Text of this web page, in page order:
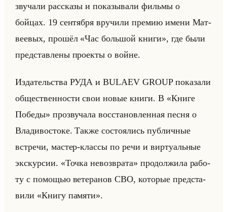
зву­ча­ли рас­ска­зы и по­ка­зы­ва­ли фильмы о
бойцах. 19 сен­тяб­ря вру­чи­ли пре­мию имени Мат­
ве­евых, про­шёл «Час большой книги», где были
пред­став­ле­ны про­ек­ты о войне.
Из­да­тельства РУДА и BULAEV GROUP по­ка­за­ли
об­ще­ствен­но­сти свои новые книги. В «Книге
Победы» про­зву­ча­ла вос­ста­нов­лен­ная песня о
Вла­ди­во­сто­ке. Также со­сто­ялись пуб­лич­ные
встре­чи, ма­стер-клас­сы по речи и вир­ту­альные
экс­кур­сии. «Точка невозврата» про­дол­жи­ла ра­бо­
ту с по­мо­щью ве­те­ра­нов СВО, ко­то­рые пред­ста­
ви­ли «Книгу памяти».